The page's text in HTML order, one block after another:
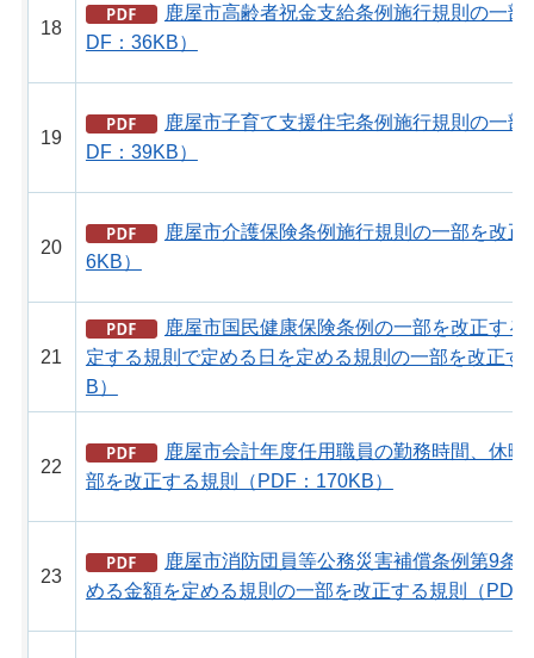
18
鹿屋市高齢者祝金支給条例施行規則の一
DF：36KB）
19
鹿屋市子育て支援住宅条例施行規則の一
DF：39KB）
20
鹿屋市介護保険条例施行規則の一部を改
6KB）
21
鹿屋市国民健康保険条例の一部を改正す
定する規則で定める日を定める規則の一部を改正す
B）
22
鹿屋市会計年度任用職員の勤務時間、休
部を改正する規則（PDF：170KB）
23
鹿屋市消防団員等公務災害補償条例第9条
める金額を定める規則の一部を改正する規則（PDF